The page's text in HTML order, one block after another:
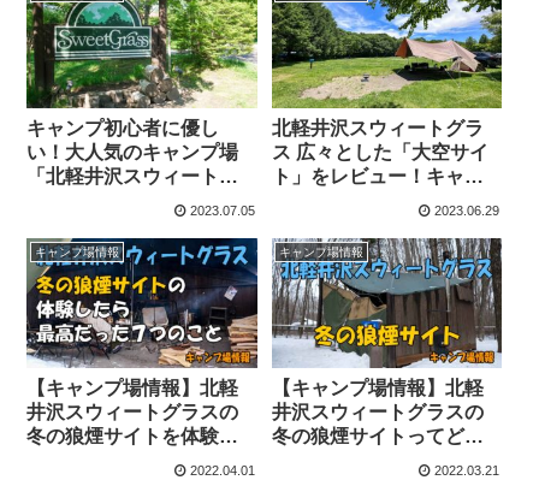
キャンプ初心者に優し
い！大人気のキャンプ場
「北軽井沢スウィートグ
ラス」をご紹介 (群馬県北
2023.07.05
北軽井沢スウィートグラ
ス 広々とした「大空サイ
ト」をレビュー！キャン
プ好き必見 (群馬県北軽井
2023.06.29
キャンプ場情報
【キャンプ場情報】北軽
井沢スウィートグラスの
冬の狼煙サイトを体験し
たら最高だった７つのこ
2022.04.01
キャンプ場情報
【キャンプ場情報】北軽
井沢スウィートグラスの
冬の狼煙サイトってどん
なサイト？(群馬県吾妻郡
2022.03.21